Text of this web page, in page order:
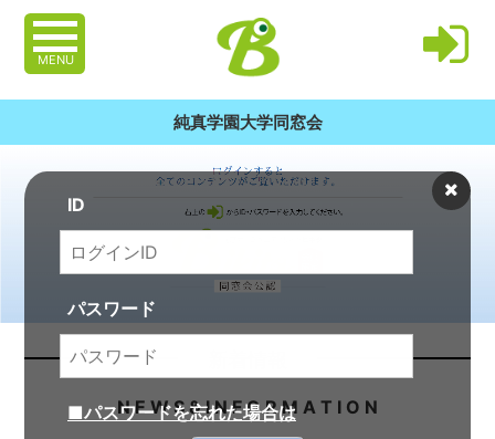
MENU
純真学園大学同窓会
ID
パスワード
■パスワードを忘れた場合は
N E W S & I N F O R M A T I O N